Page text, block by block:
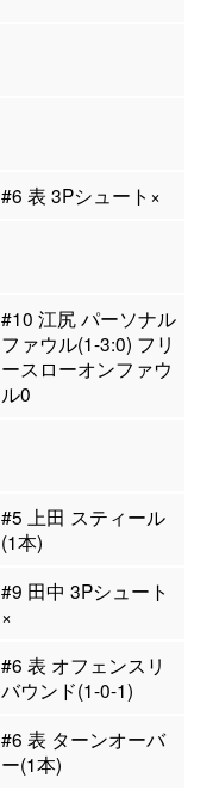
#6 表 3Pシュート×
#10 江尻 パーソナル
ファウル(1-3:0) フリ
ースローオンファウ
ル0
#5 上田 スティール
(1本)
#9 田中 3Pシュート
×
#6 表 オフェンスリ
バウンド(1-0-1)
#6 表 ターンオーバ
ー(1本)